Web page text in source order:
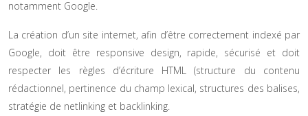
notamment Google.
La création d’un site internet, afin d’être correctement indexé par
Google, doit être responsive design, rapide, sécurisé et doit
respecter les règles d’écriture HTML (structure du contenu
rédactionnel, pertinence du champ lexical, structures des balises,
stratégie de netlinking et backlinking.